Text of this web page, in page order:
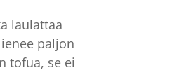
laulattaa
paljon
tofua, se ei